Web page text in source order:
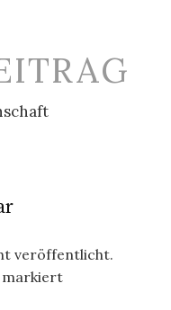
veröffentlicht.
markiert